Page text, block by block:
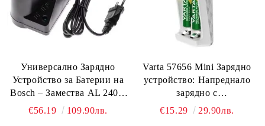
Универсално Зарядно
Устройство за Батерии на
Bosch – Замества AL 2404,
2607225184 – Подходящо за
€56.19 109.90лв.
Varta 57656 Mini Зарядно
устройство: Напреднало
зарядно с
Висококачествени AAA
€15.29 29.90лв.